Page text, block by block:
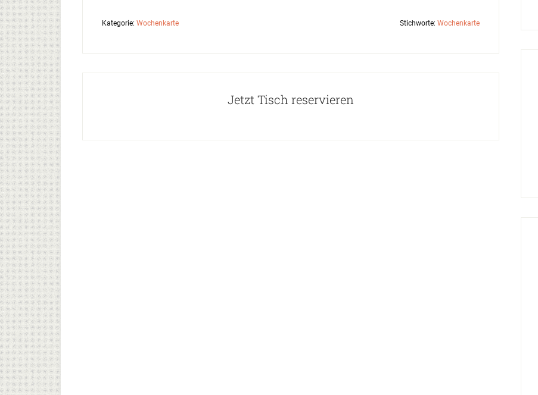
Kategorie: Wochenkarte Stichworte: Wochenkarte
Jetzt Tisch reservieren